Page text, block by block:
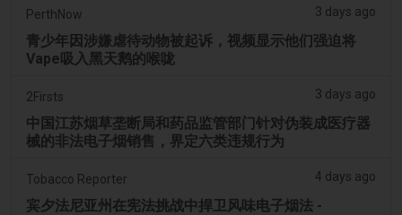
PerthNow 3 days ago
青少年因涉嫌虐待动物被起诉，视频显示他们强迫将
Vape吸入黑天鹅的喉咙
2Firsts 3 days ago
中国江苏烟草垄断局和药品监管部门针对伪装成医疗器
械的非法电子烟销售，界定六类违规行为
Tobacco Reporter 4 days ago
宾夕法尼亚州在宪法挑战中捍卫风味电子烟法 -